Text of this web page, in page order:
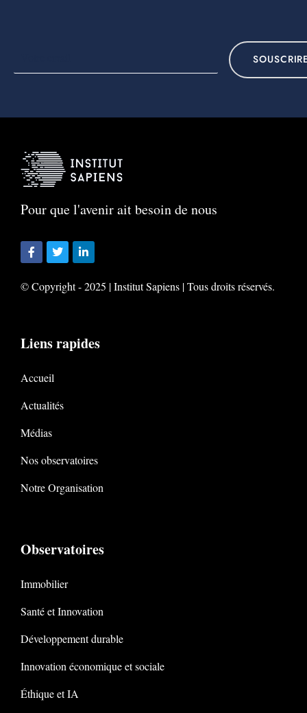
Pour que l'avenir ait besoin de nous
© Copyright - 2025 | Institut Sapiens | Tous droits réservés.
Liens rapides
Accueil
Actualités
Médias
Nos observatoires
Notre Organisation
Observatoires
Immobilier
Santé et Innovation
Développement durable
Innovation économique et sociale
Éthique et IA